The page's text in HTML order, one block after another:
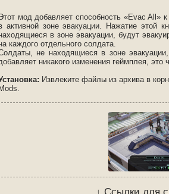
мод добавляет способность «Evac All»
активной зоне эвакуации. Нажатие этой
в зоне эвакуации, будут
каждого отдельного солдата.
не находящиеся в зоне
никакого изменения геймплея, это
Извлеките файлы из архива в
Mods.